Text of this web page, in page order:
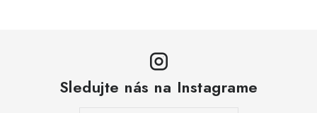
Sledujte nás na Instagrame